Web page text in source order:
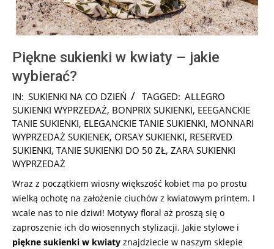
Piękne sukienki w kwiaty – jakie
wybierać?
2025-
07-
24
IN: SUKIENKI NA CO DZIEŃ TAGGED: ALLEGRO
SUKIENKI WYPRZEDAŻ, BONPRIX SUKIENKI, EEEGANCKIE
TANIE SUKIENKI, ELEGANCKIE TANIE SUKIENKI, MONNARI
WYPRZEDAŻ SUKIENEK, ORSAY SUKIENKI, RESERVED
SUKIENKI, TANIE SUKIENKI DO 50 ZŁ, ZARA SUKIENKI
WYPRZEDAŻ
Wraz z początkiem wiosny większość kobiet ma po prostu
wielką ochotę na założenie ciuchów z kwiatowym printem. I
wcale nas to nie dziwi! Motywy floral aż proszą się o
zaproszenie ich do wiosennych stylizacji. Jakie stylowe i
piękne sukienki w kwiaty znajdziecie w naszym sklepie